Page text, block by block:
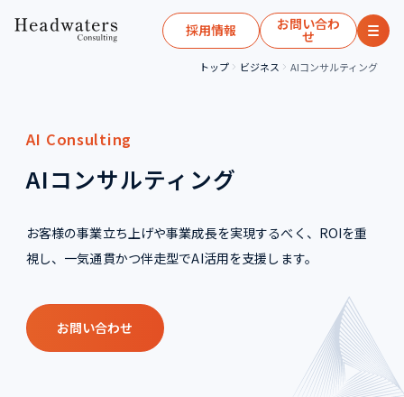
採用情報 お問い合わ
せ
トップ ビジネス AIコンサルティング
AI Consulting
AIコンサルティング
お客様の事業立ち上げや事業成長を実現するべく、ROIを重
視し、一気通貫かつ伴走型でAI活用を支援します。
お問い合わせ